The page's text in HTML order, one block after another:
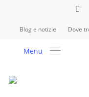
Blog e notizie Dove
Menu